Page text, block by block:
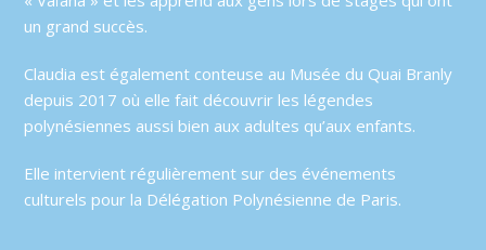
un grand succès.
Claudia est également conteuse au Musée du Quai Branly
depuis 2017 où elle fait découvrir les légendes
polynésiennes aussi bien aux adultes qu’aux enfants.
Elle intervient régulièrement sur des événements
culturels pour la Délégation Polynésienne de Paris.